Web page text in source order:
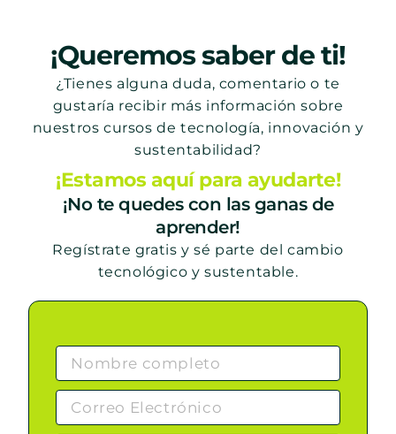
¡Queremos saber de ti!
¿Tienes alguna duda, comentario o te
gustaría recibir más información sobre
nuestros cursos de tecnología, innovación y
sustentabilidad?
¡Estamos aquí para ayudarte!
¡No te quedes con las ganas de
aprender!
Regístrate gratis y sé parte del cambio
tecnológico y sustentable.